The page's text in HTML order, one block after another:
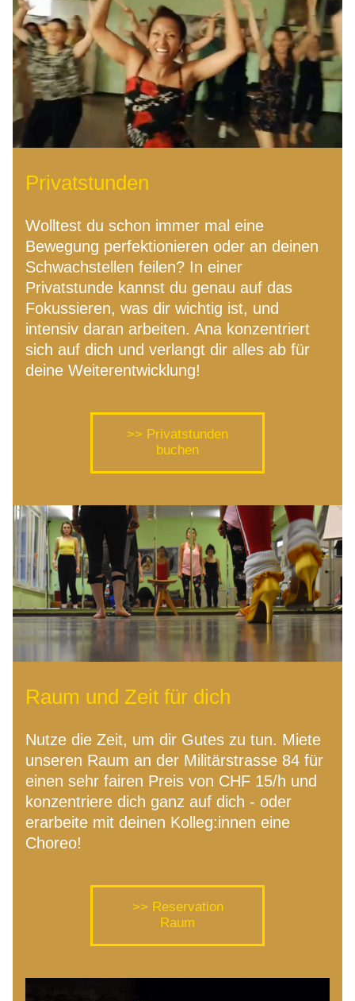
Privatstunden
Wolltest du schon immer mal eine
Bewegung perfektionieren oder an deinen
Schwachstellen feilen? In einer
Privatstunde kannst du genau auf das
Fokussieren, was dir wichtig ist, und
intensiv daran arbeiten. Ana konzentriert
sich auf dich und verlangt dir alles ab für
deine Weiterentwicklung!
>> Privatstunden
buchen
Raum und Zeit für dich
Nutze die Zeit, um dir Gutes zu tun. Miete
unseren Raum an der Militärstrasse 84 für
einen sehr fairen Preis von CHF 15/h und
konzentriere dich ganz auf dich - oder
erarbeite mit deinen Kolleg:innen eine
Choreo!
>> Reservation
Raum